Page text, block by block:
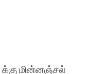
க்கு மின்னஞ்சல்